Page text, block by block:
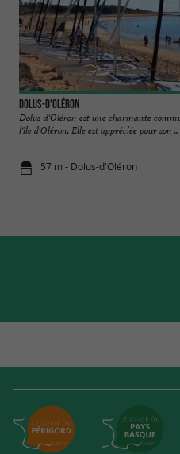
Dolus-d'Oléron
Dolus-d'Oléron est une charmante
l'île d'Oléron. Elle est appréciée pour son ...
57 m - Dolus-d'Oléron